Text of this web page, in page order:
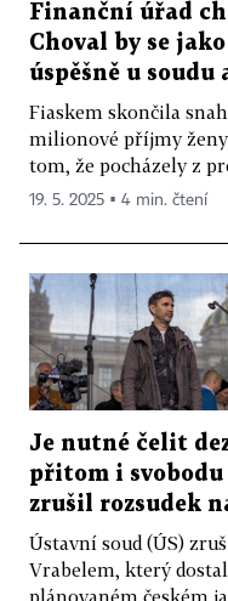
Finanční úřad
Choval by se
úspěšně u
Fiaskem skončila
milionové příjmy
tom, že pocházely z
19. 5. 2025 ▪ 4 min. čtení
Je nutné čelit
přitom i svobodu
zrušil rozsudek
Ústavní soud (ÚS)
Vrabelem, který
plánovaném českém